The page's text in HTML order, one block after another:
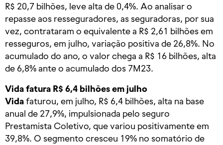
R$ 20,7 bilhões, leve alta de 0,4%. Ao analisar o
repasse aos resseguradores, as seguradoras, por sua
vez, contrataram o equivalente a R$ 2,61 bilhões em
resseguros, em julho, variação positiva de 26,8%. No
acumulado do ano, o valor chega a R$ 16 bilhões, alta
de 6,8% ante o acumulado dos 7M23.
Vida fatura R$ 6,4 bilhões em julho
Vidafaturou, em julho, R$ 6,4 bilhões, alta na base
anual de 27,9%, impulsionada pelo seguro
Prestamista Coletivo, que variou positivamente em
39,8%. O segmento cresceu 19% no somatório de